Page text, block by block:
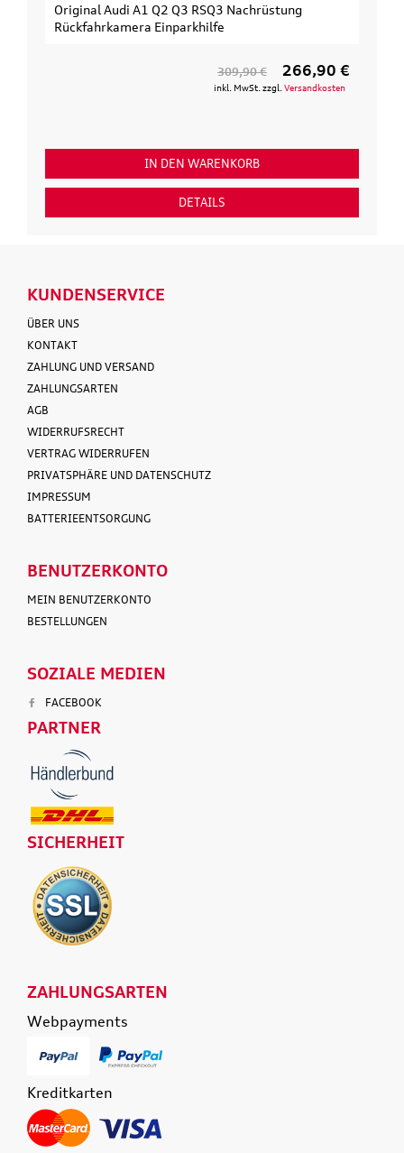
Original Audi A1 Q2 Q3 RSQ3 Nachrüstung
Rückfahrkamera Einparkhilfe
309,90 € 266,90 €
inkl. MwSt. zzgl. Versandkosten
IN DEN WARENKORB
DETAILS
KUNDENSERVICE
ÜBER UNS
KONTAKT
ZAHLUNG UND VERSAND
ZAHLUNGSARTEN
AGB
WIDERRUFSRECHT
VERTRAG WIDERRUFEN
PRIVATSPHÄRE UND DATENSCHUTZ
IMPRESSUM
BATTERIEENTSORGUNG
BENUTZERKONTO
MEIN BENUTZERKONTO
BESTELLUNGEN
SOZIALE MEDIEN
FACEBOOK
PARTNER
SICHERHEIT
ZAHLUNGSARTEN
Webpayments
Kreditkarten